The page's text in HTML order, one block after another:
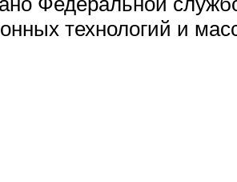
технологий и